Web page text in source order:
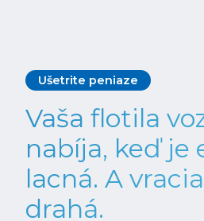
Ušetrite peniaze
Vaša flotila
nabíja, keď je
lacná. A
drahá.